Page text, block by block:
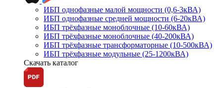
ИБП однофазные малой мощности (0,6-3кВА)
ИБП однофазные средней мощности (6-20кВА)
ИБП трёхфазные моноблочные (10-60кВА)
ИБП трёхфазные моноблочные (40-200кВА)
ИБП трёхфазные трансформаторные (10-500кВА)
ИБП трёхфазные модульные (25-1200кВА)
Скачать каталог